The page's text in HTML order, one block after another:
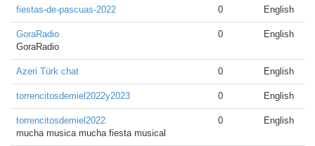
fiestas-de-pascuas-2022 0 English
GoraRadio
GoraRadio
0 English
Azeri Türk chat 0 English
torrencitosdemiel2022y2023 0 English
torrencitosdemiel2022
mucha musica mucha fiesta musical
0 English